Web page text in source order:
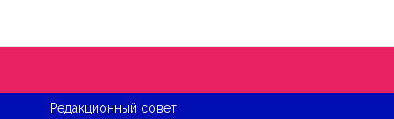
Редакционный совет